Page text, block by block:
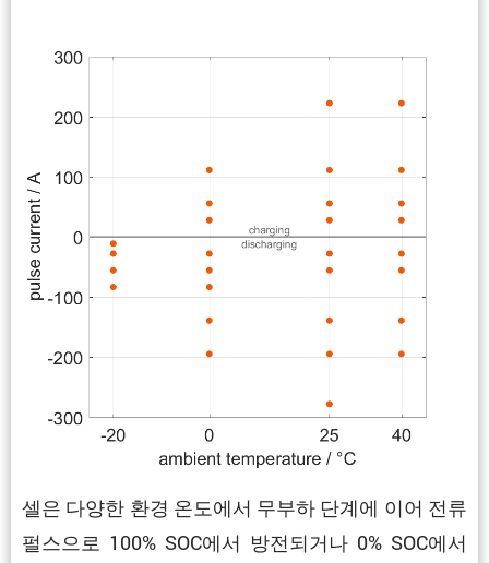
셀은 다양한 환경 온도에서 무부하 단계에 이어 전류
펄스으로 100% SOC에서 방전되거나 0% SOC에서